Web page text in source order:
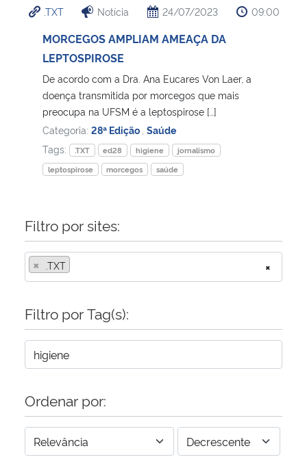
Ministério da Cidadania
Ministério de Minas e Energia
Ministério da Ciência, Tecnologia, Inovações e Comunicações
Ministério do Meio Ambiente
Ministério do Desenvolvimento Regional
Controladoria-Geral da União
Secretaria-Geral
Gabinete de Segurança Institucional
Advocacia-Geral da União
.TXT Notícia 24/07/2023 09:00
MORCEGOS AMPLIAM AMEAÇA DA
LEPTOSPIROSE
De acordo com a Dra. Ana Eucares Von Laer, a
doença transmitida por morcegos que mais
preocupa na UFSM é a leptospirose […]
Categoria: 28ª Edição Saúde
Tags:
.TXT ed28 higiene
jornalismo
leptospirose
morcegos saúde
Filtro por sites:
×
× .TXT
Filtro por Tag(s):
Ordenar por: